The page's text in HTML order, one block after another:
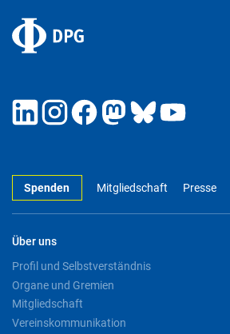
Spenden Mitgliedschaft Presse
Über uns
Profil und Selbstverständnis
Organe und Gremien
Mitgliedschaft
Vereinskommunikation